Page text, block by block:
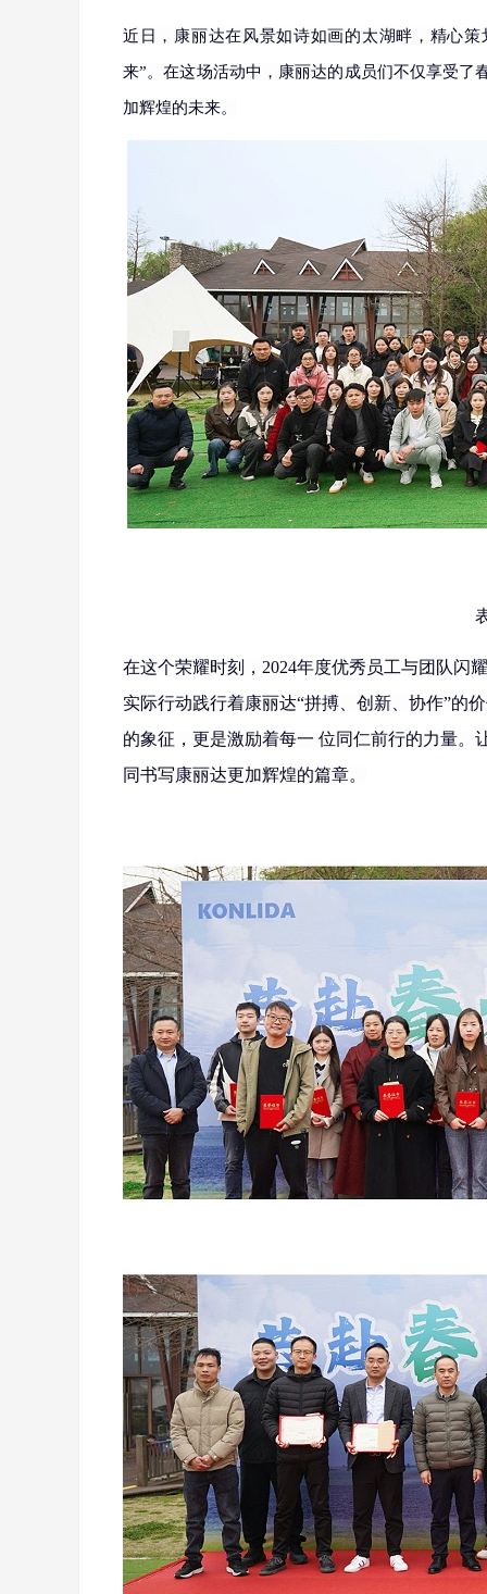
近日，康丽达在风景如诗如画的太湖畔，精心
来”。在这场活动中，康丽达的成员们不仅享受
加辉煌的未来。
在这个荣耀时刻，2024年度优秀员工与团队闪
实际行动践行着康丽达“拼搏、创新、协作”的
的象征，更是激励着每一 位同仁前行的力量。
同书写康丽达更加辉煌的篇章。